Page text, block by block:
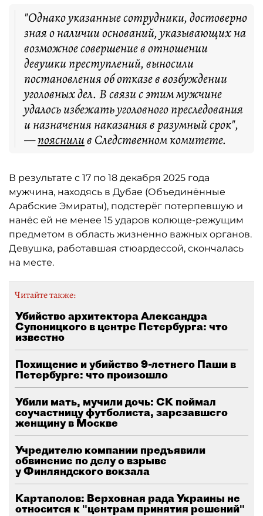
"Однако указанные сотрудники, достоверно
зная о наличии оснований, указывающих на
возможное совершение в отношении
девушки преступлений, выносили
постановления об отказе в возбуждении
уголовных дел. В связи с этим мужчине
удалось избежать уголовного преследования
и назначения наказания в разумный срок",
—пояснилив Следственном комитете.
В результате с 17 по 18 декабря 2025 года
мужчина, находясь в Дубае (Объединённые
Арабские Эмираты), подстерёг потерпевшую и
нанёс ей не менее 15 ударов колюще-режущим
предметом в область жизненно важных органов.
Девушка, работавшая стюардессой, скончалась
на месте.
Читайте также:
Убийство архитектора Александра
Супоницкого в центре Петербурга: что
известно
Похищение и убийство 9-летнего Паши в
Петербурге: что произошло
Убили мать, мучили дочь: СК поймал
соучастницу футболиста, зарезавшего
женщину в Москве
Учредителю компании предъявили
обвинение по делу о взрыве
у Финляндского вокзала
Картаполов: Верховная рада Украины не
относится к "центрам принятия решений"